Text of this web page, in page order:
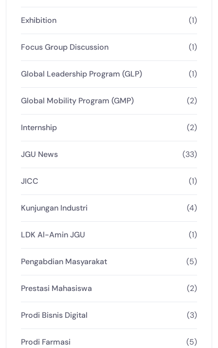
Exhibition (1)
Focus Group Discussion (1)
Global Leadership Program (GLP) (1)
Global Mobility Program (GMP) (2)
Internship (2)
JGU News (33)
JICC (1)
Kunjungan Industri (4)
LDK Al-Amin JGU (1)
Pengabdian Masyarakat (5)
Prestasi Mahasiswa (2)
Prodi Bisnis Digital (3)
Prodi Farmasi (5)